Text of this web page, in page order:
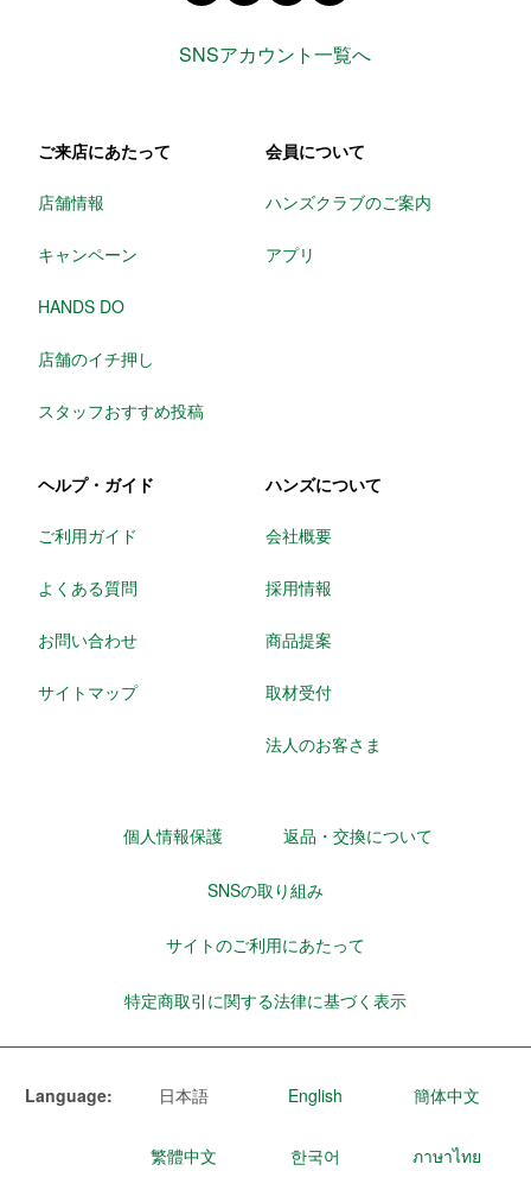
SNSアカウント一覧へ
ご来店にあたって
店舗情報
キャンペーン
HANDS DO
店舗のイチ押し
スタッフおすすめ投稿
会員について
ハンズクラブのご案内
アプリ
ヘルプ・ガイド
ご利用ガイド
よくある質問
お問い合わせ
サイトマップ
ハンズについて
会社概要
採用情報
商品提案
取材受付
法人のお客さま
個人情報保護 返品・交換について
SNSの取り組み
サイトのご利用にあたって
特定商取引に関する法律に基づく表示
Language: 日本語 English 簡体中文
繁體中文 한국어 ภาษาไทย